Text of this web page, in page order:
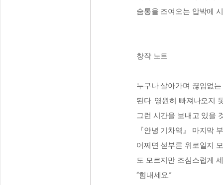
숨통을 조여오는 압박에
창작 노트
누구나 살아가며 끊임없
된다. 영원히 빠져나오지
그런 시간을 보내고 있을
『안녕 기차역』 마지막
어쩌면 섣부른 위로일지
도 모르지만 조심스럽게
“힘내세요.”